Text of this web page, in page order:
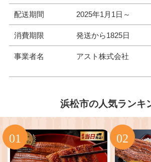
配送期間 2025年1月1日～
消費期限 発送から1825日
事業者名 アスト株式会社
浜松市の人気ランキ